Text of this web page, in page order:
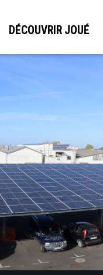
DÉCOUVRIR JOUÉ